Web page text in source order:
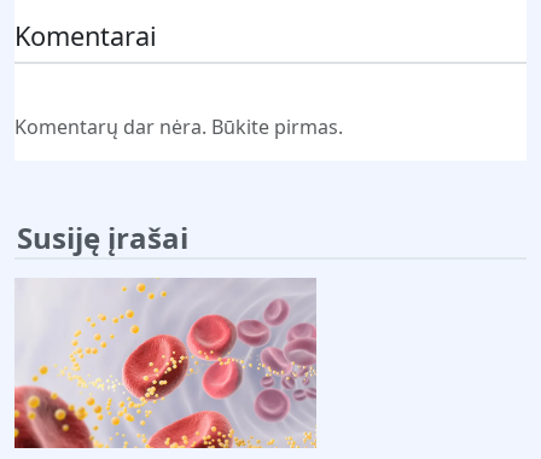
Komentarai
Komentarų dar nėra. Būkite pirmas.
Susiję įrašai